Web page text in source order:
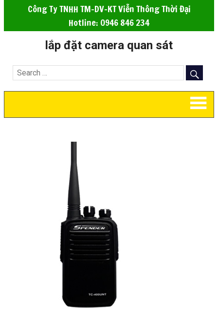
Công Ty TNHH TM-DV-KT Viễn Thông Thời Đại
Hotline: 0946 846 234
lắp đặt camera quan sát